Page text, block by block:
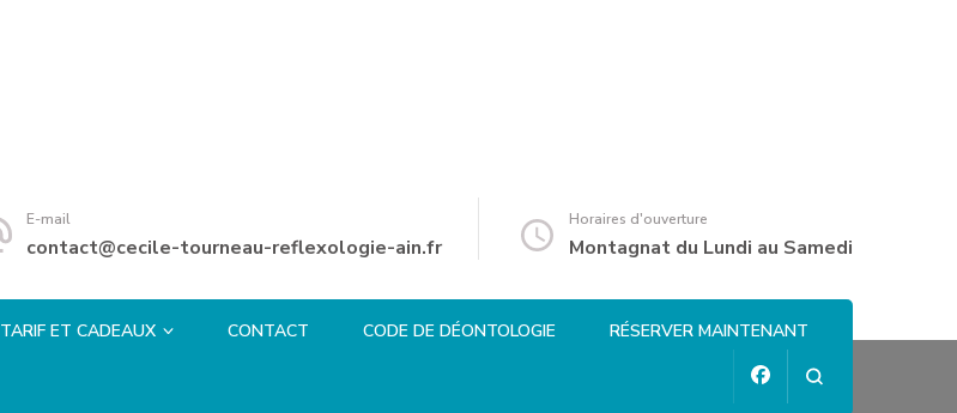
E-mail
contact@cecile-tourneau-reflexologie-ain.fr
Horaires d'ouverture
Montagnat du Lundi au Samedi
TARIF ET CADEAUX CONTACT CODE DE DÉONTOLOGIE RÉSERVER MAINTENANT